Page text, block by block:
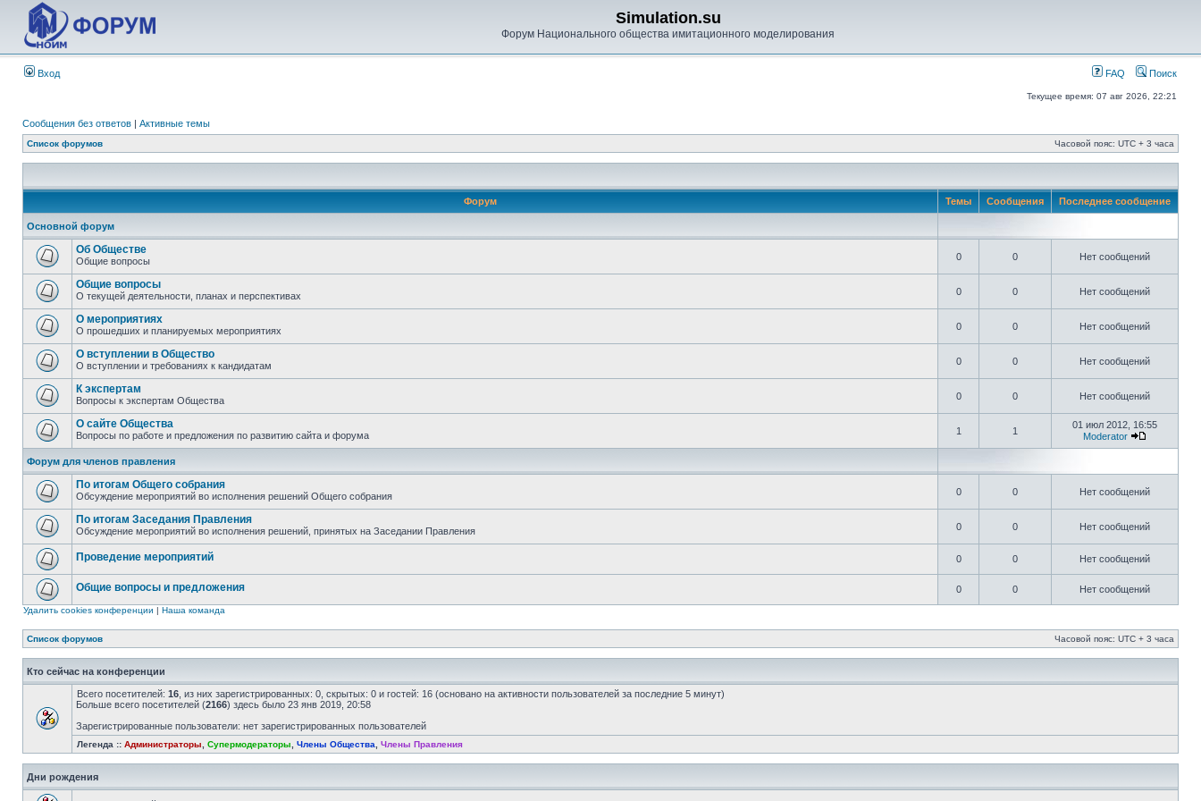
Simulation.su
Форум Национального общества имитационного моделирования
Вход FAQ Поиск
Текущее время: 07 авг 2026, 22:21
Сообщения без ответов | Активные темы
Список форумов Часовой пояс: UTC + 3 часа
Форум Темы Сообщения Последнее сообщение
Основной форум
Об Обществе
Общие вопросы 0 0 Нет сообщений
Общие вопросы
О текущей деятельности, планах и перспективах 0 0 Нет сообщений
О мероприятиях
О прошедших и планируемых мероприятиях 0 0 Нет сообщений
О вступлении в Общество
О вступлении и требованиях к кандидатам 0 0 Нет сообщений
К экспертам
Вопросы к экспертам Общества 0 0 Нет сообщений
О сайте Общества
Вопросы по работе и предложения по развитию сайта и форума 1 1
01 июл 2012, 16:55
Moderator
Форум для членов правления
По итогам Общего собрания
Обсуждение мероприятий во исполнения решений Общего собрания 0 0 Нет сообщений
По итогам Заседания Правления
Обсуждение мероприятий во исполнения решений, принятых на Заседании Правления 0 0 Нет сообщений
Проведение мероприятий 0 0 Нет сообщений
Общие вопросы и предложения 0 0 Нет сообщений
Удалить cookies конференции | Наша команда
Список форумов Часовой пояс: UTC + 3 часа
Кто сейчас на конференции
Всего посетителей: 16 , из них зарегистрированных: 0, скрытых: 0 и гостей: 16 (основано на активности пользователей за последние 5 минут)
Больше всего посетителей (2166) здесь было 23 янв 2019, 20:58
Зарегистрированные пользователи: нет зарегистрированных пользователей
Легенда :: Администраторы Супермодераторы Члены Общества Члены Правления
Дни рождения